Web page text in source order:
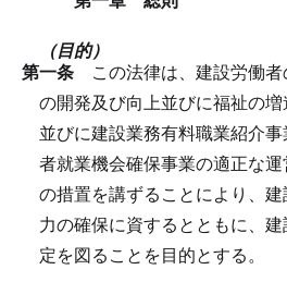
（目的）
第一条 この法律は、建設労働
の開発及び向上並びに福祉の
並びに建設業務有料職業紹介
者就業機会確保事業の適正な
の措置を講ずることにより、
力の確保に資するとともに、
定を図ることを目的とする。